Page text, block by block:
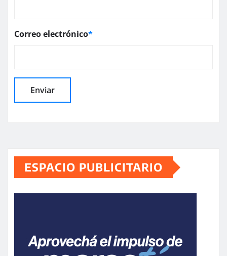
Correo electrónico*
ESPACIO PUBLICITARIO